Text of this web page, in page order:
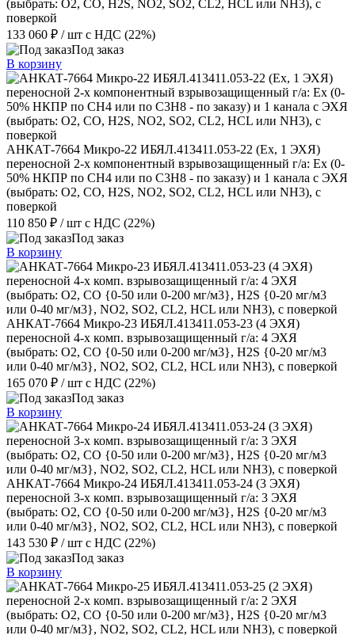
(выбрать: О2, CO, H2S, NО2, SО2, CL2, HCL или NH3), с
поверкой
133 060 ₽ / шт с НДС (22%)
Под заказ
В корзину
АНКАТ-7664 Микро-22 ИБЯЛ.413411.053-22 (Ex, 1 ЭХЯ)
переносной 2-х компонентный взрывозащищенный г/а: Ex (0-
50% НКПР по СН4 или по С3Н8 - по заказу) и 1 канала с ЭХЯ
(выбрать: О2, CO, H2S, NО2, SО2, CL2, HCL или NH3), с
поверкой
110 850 ₽ / шт с НДС (22%)
Под заказ
В корзину
АНКАТ-7664 Микро-23 ИБЯЛ.413411.053-23 (4 ЭХЯ)
переносной 4-х комп. взрывозащищенный г/а: 4 ЭХЯ
(выбрать: О2, CO {0-50 или 0-200 мг/м3}, H2S {0-20 мг/м3
или 0-40 мг/м3}, NО2, SО2, CL2, HCL или NH3), с поверкой
165 070 ₽ / шт с НДС (22%)
Под заказ
В корзину
АНКАТ-7664 Микро-24 ИБЯЛ.413411.053-24 (3 ЭХЯ)
переносной 3-х комп. взрывозащищенный г/а: 3 ЭХЯ
(выбрать: О2, CO {0-50 или 0-200 мг/м3}, H2S {0-20 мг/м3
или 0-40 мг/м3}, NО2, SО2, CL2, HCL или NH3), с поверкой
143 530 ₽ / шт с НДС (22%)
Под заказ
В корзину